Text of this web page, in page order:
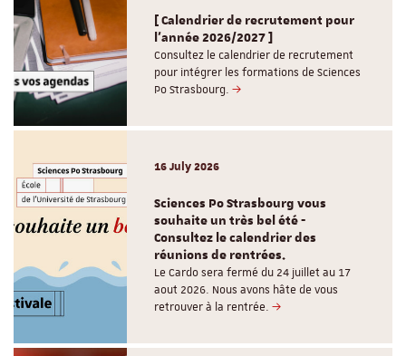
[ Calendrier de recrutement pour
l'année 2026/2027 ]
Consultez le calendrier de recrutement
pour intégrer les formations de Sciences
Po Strasbourg.
16 July 2026
Sciences Po Strasbourg vous
souhaite un très bel été -
Consultez le calendrier des
réunions de rentrées.
Le Cardo sera fermé du 24 juillet au 17
aout 2026. Nous avons hâte de vous
retrouver à la rentrée.